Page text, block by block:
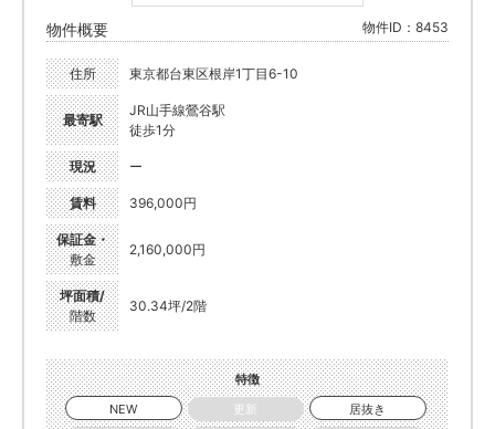
物件概要 物件ID：8453
住所 東京都台東区根岸1丁目6-10
最寄駅
JR山手線鶯谷駅
徒歩1分
現況 ー
賃料 396,000円
保証金・
敷金
2,160,000円
坪面積/
階数
30.34坪/2階
特徴
NEW
更新
居抜き